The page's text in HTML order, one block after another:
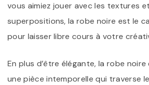
vous aimiez jouer avec les textures
superpositions, la robe noire est le
pour laisser libre cours à votre
En plus d’être élégante, la robe
une pièce intemporelle qui traverse